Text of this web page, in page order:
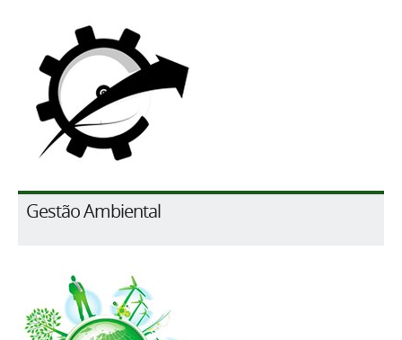
Gestão Ambiental